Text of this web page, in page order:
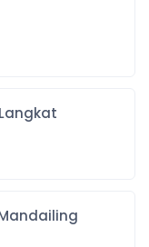
Langkat